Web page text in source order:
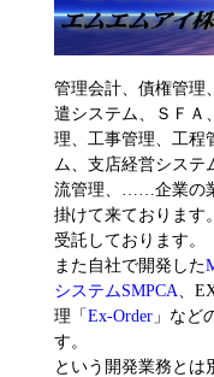
管理会計、債権管理
遣システム、ＳＦＡ
理、工事管理、工程
ム、支店経営システ
流管理、……企業の
掛けて来ております
受託しております。
また自社で開発した
システムSMPCA、
理「 Ex-Order」など
す。
という開発業務とは